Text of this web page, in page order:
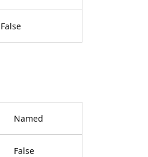
False
Named
False